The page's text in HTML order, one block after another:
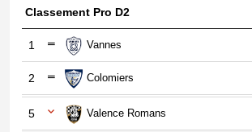
Classement Pro D2
1 Vannes
2 Colomiers
5 Valence Romans